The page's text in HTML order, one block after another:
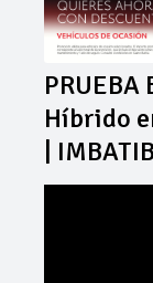
PRUEBA
Híbrido
|